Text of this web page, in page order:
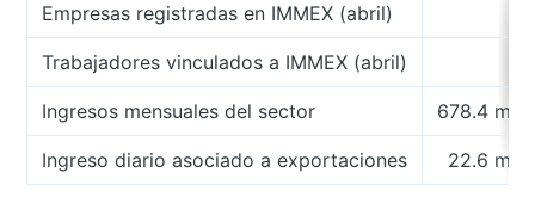
Empresas registradas en IMMEX (abril)
Trabajadores vinculados a IMMEX (abril)
Ingresos mensuales del sector 678.4 mil
Ingreso diario asociado a exportaciones 22.6 mil